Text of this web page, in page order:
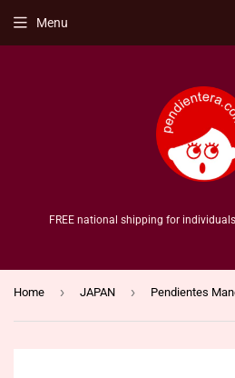
FREE national shipping for
Menu
Home › JAPAN › Pendientes